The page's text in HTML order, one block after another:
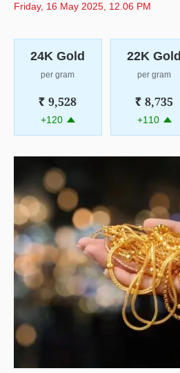
Friday, 16 May 2025, 12.06 PM
24K Gold
per gram
₹ 9,528
+120
22K Gold
per gram
₹ 8,735
+110